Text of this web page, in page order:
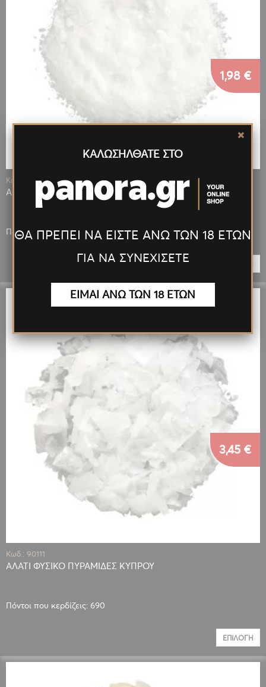
Κωδ.: 90110
ΑΛΑΤΙ ΚΑΛΑΧΑΡΙ ΨΙΛΟ ΑΦΡΙΚΗΣ
Πόντοι που κερδίζεις: 396
1,98 €
Κωδ.: 90111
ΑΛΑΤΙ ΦΥΣΙΚΟ ΠΥΡΑΜΙΔΕΣ ΚΥΠΡΟΥ
Πόντοι που κερδίζεις: 690
3,45 €
ΕΠΙΛΟΓΉ
ΚΑΛΩΣΗΛΘΑΤΕ ΣΤΟ
ΘΑ ΠΡΕΠΕΙ ΝΑ ΕΙΣΤΕ ΑΝΩ ΤΩΝ 18 ΕΤΩΝ
ΓΙΑ ΝΑ ΣΥΝΕΧΙΣΕΤΕ
ΕΙΜΑΙ ΑΝΩ ΤΩΝ 18 ΕΤΩΝ